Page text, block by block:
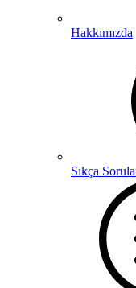
Hakkımızda
Sıkça